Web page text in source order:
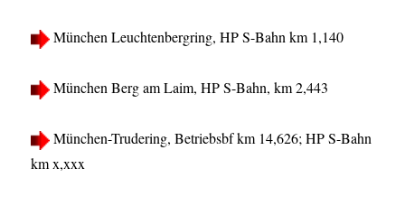
München Leuchtenbergring, HP S-Bahn km 1,140
München Berg am Laim, HP S-Bahn, km 2,443
München-Trudering, Betriebsbf km 14,626; HP S-Bahn
km x,xxx